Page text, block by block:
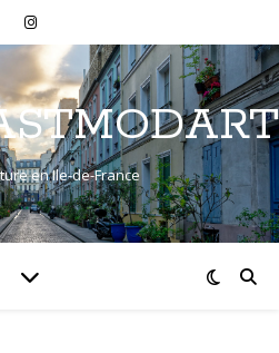
en Ile-de-France